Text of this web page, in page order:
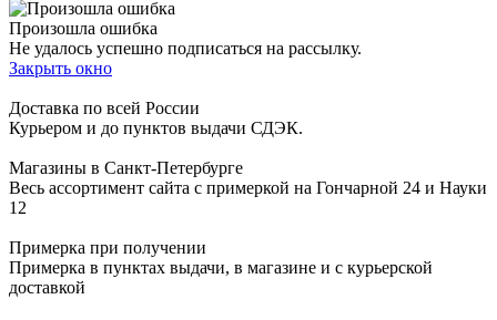
Произошла ошибка
Не удалось успешно подписаться на рассылку.
Закрыть окно
Доставка по всей России
Курьером и до пунктов выдачи СДЭК.
Магазины в Санкт-Петербурге
Весь ассортимент сайта с примеркой на Гончарной 24 и Науки
12
Примерка при получении
Примерка в пунктах выдачи, в магазине и с курьерской
доставкой